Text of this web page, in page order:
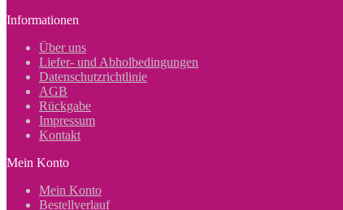
Informationen
Über uns
Liefer- und Abholbedingungen
Datenschutzrichtlinie
AGB
Rückgabe
Impressum
Kontakt
Mein Konto
Mein Konto
Bestellverlauf